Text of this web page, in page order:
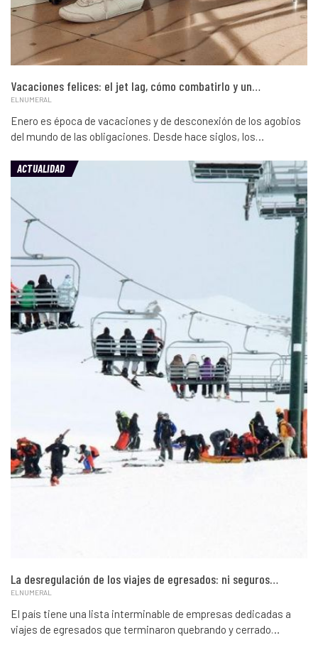
Vacaciones felices: el jet lag, cómo combatirlo y un…
ELNUMERAL
Enero es época de vacaciones y de desconexión de los agobios
del mundo de las obligaciones. Desde hace siglos, los…
ACTUALIDAD
La desregulación de los viajes de egresados: ni seguros…
ELNUMERAL
El país tiene una lista interminable de empresas dedicadas a
viajes de egresados que terminaron quebrando y cerrado…